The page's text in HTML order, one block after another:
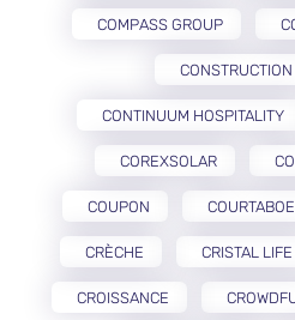
COMPASS GROUP
CONTINUUM HOSPITALITY
COREXSOLAR
COUPON
CRÈCHE CRISTAL LIFE
CROISSANCE